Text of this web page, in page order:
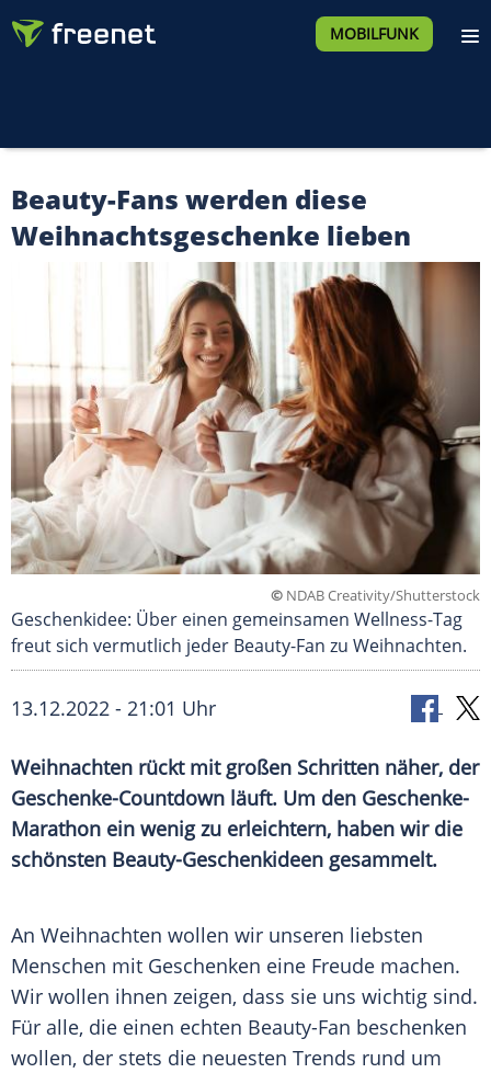
MOBILFUNK
Beauty-Fans werden diese
Weihnachtsgeschenke lieben
© NDAB Creativity/Shutterstock
Geschenkidee: Über einen gemeinsamen Wellness-Tag
freut sich vermutlich jeder Beauty-Fan zu Weihnachten.
13.12.2022 - 21:01 Uhr
Weihnachten rückt mit großen Schritten näher, der
Geschenke-Countdown läuft. Um den Geschenke-
Marathon ein wenig zu erleichtern, haben wir die
schönsten Beauty-Geschenkideen gesammelt.
An Weihnachten wollen wir unseren liebsten
Menschen mit Geschenken eine Freude machen.
Wir wollen ihnen zeigen, dass sie uns wichtig sind.
Für alle, die einen echten Beauty-Fan beschenken
wollen, der stets die neuesten Trends rund um